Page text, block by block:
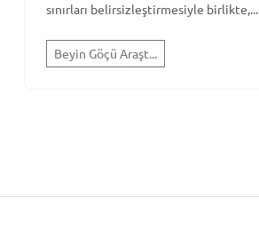
sınırları belirsizleştirmesiyle birlikte,...
Beyin Göçü Araşt...